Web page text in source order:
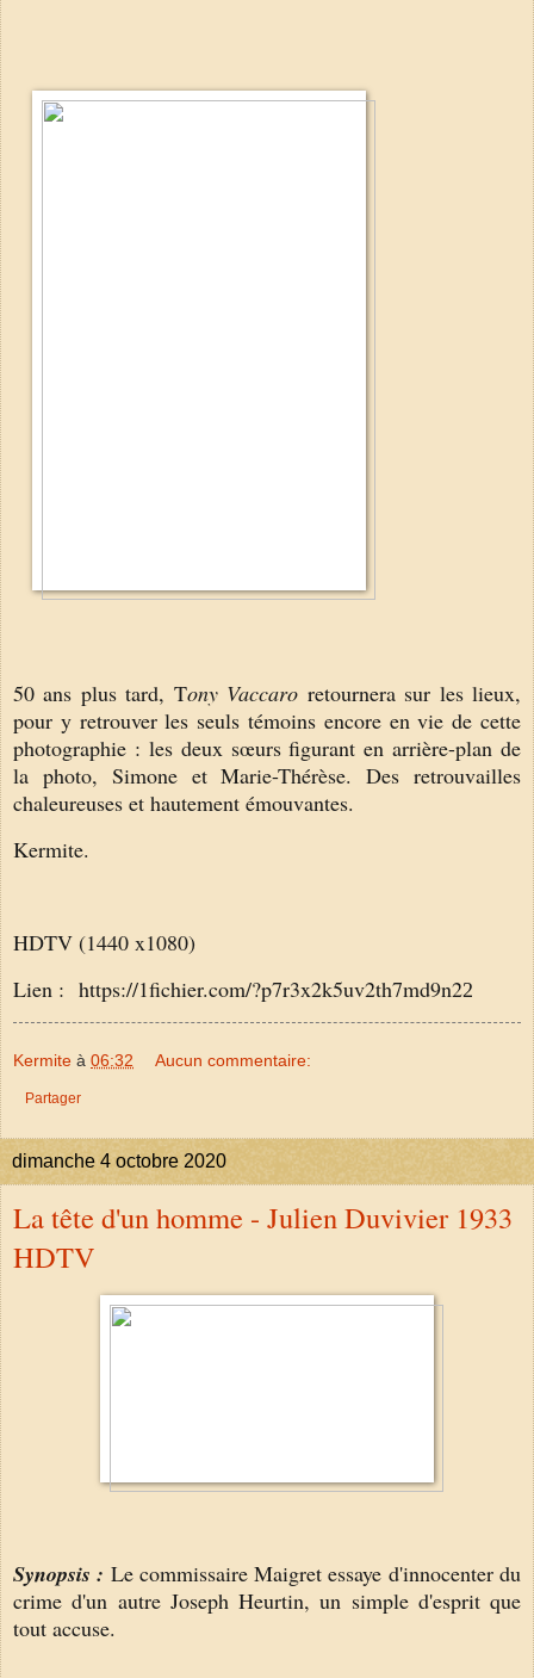
50 ans plus tard, Tony Vaccaro retournera sur les lieux,
pour y retrouver les seuls témoins encore en vie de cette
photographie : les deux sœurs figurant en arrière-plan de
la photo, Simone et Marie-Thérèse. Des retrouvailles
chaleureuses et hautement émouvantes.
Kermite.
HDTV (1440 x1080)
Lien : https://1fichier.com/?p7r3x2k5uv2th7md9n22
Kermite à 06:32 Aucun commentaire:
Partager
dimanche 4 octobre 2020
La tête d'un homme - Julien Duvivier 1933
HDTV
Synopsis : Le commissaire Maigret essaye d'innocenter du
crime d'un autre Joseph Heurtin, un simple d'esprit que
tout accuse.